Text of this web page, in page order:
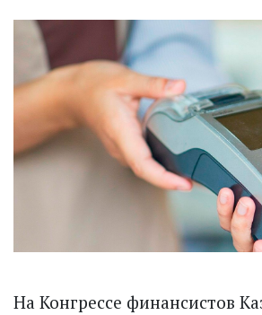
На Конгрессе финансистов